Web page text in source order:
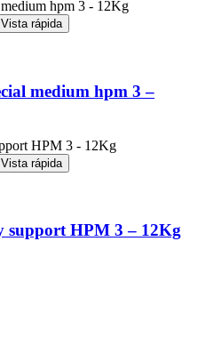
Vista rápida
medium hpm 3 –
Vista rápida
support HPM 3 – 12Kg